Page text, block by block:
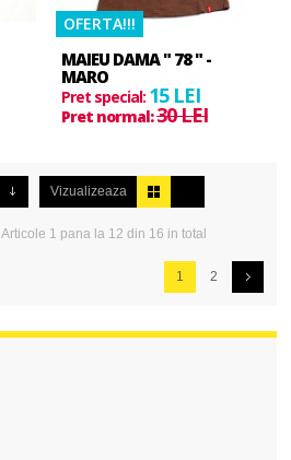
OFERTA!!!
MAIEU DAMA " 78 " -
MARO
Pret special: 15 LEI
Pret normal:30 LEI
Vizualizeaza
Articole 1 pana la 12 din 16 in total
1 2